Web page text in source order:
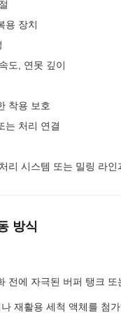
용 장치
도, 연못 깊이
착용 보호
는 처리 연결
리 시스템 또는 밀링 라인
방식
전에 자극된 버퍼 탱크
재활용 세척 액체를 첨